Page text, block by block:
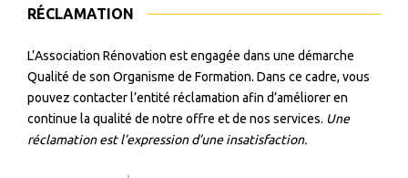
RÉCLAMATION
L’Association Rénovation est engagée dans une démarche
Qualité de son Organisme de Formation. Dans ce cadre, vous
pouvez contacter l’entité réclamation afin d’améliorer en
continue la qualité de notre offre et de nos services. Une
réclamation est l’expression d’une insatisfaction.